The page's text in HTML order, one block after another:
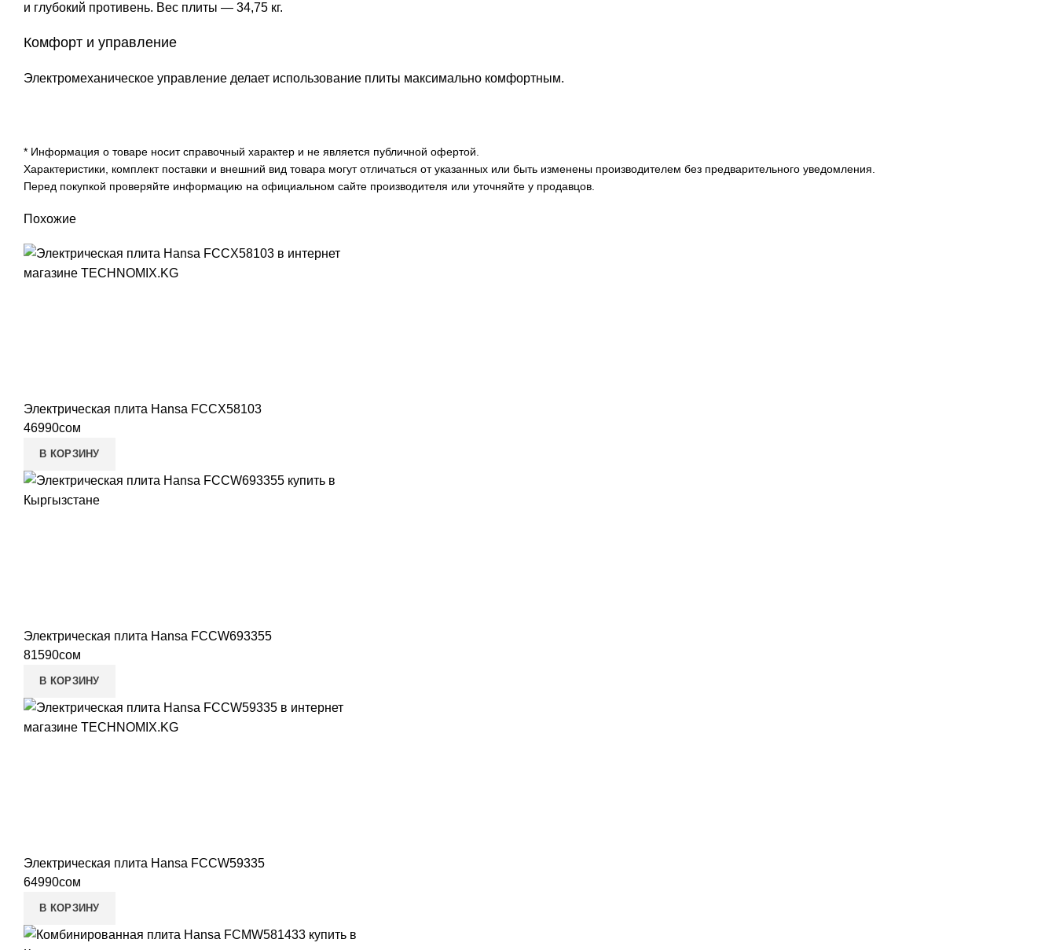
и глубокий противень. Вес плиты — 34,75 кг.
Комфорт и управление
Электромеханическое управление делает использование плиты максимально комфортным.
* Информация о товаре носит справочный характер и не является публичной офертой.
Характеристики, комплект поставки и внешний вид товара могут отличаться от указанных или быть изменены производителем без предварительного уведомления.
Перед покупкой проверяйте информацию на официальном сайте производителя или уточняйте у продавцов.
Похожие
Электрическая плита Hansa FCCX58103
46990сом
В КОРЗИНУ
Электрическая плита Hansa FCCW693355
81590сом
В КОРЗИНУ
Электрическая плита Hansa FCCW59335
64990сом
В КОРЗИНУ